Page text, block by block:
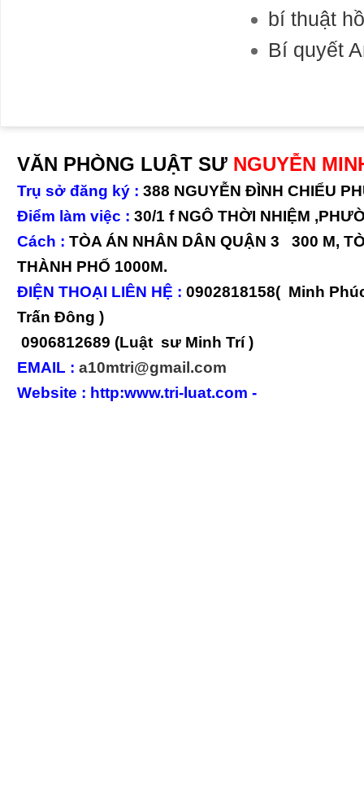
bí thuật
Bí quyết
VĂN PHÒNG LUẬT SƯ NGUYỄN
Trụ sở đăng ký : 388 NGUYỄN ĐÌNH CHIỂU
Điểm làm việc : 30/1 f NGÔ THỜI NHIỆM
Cách : TÒA ÁN NHÂN DÂN QUẬN 3 300 M,
THÀNH PHỐ 1000M.
ĐIỆN THOẠI LIÊN HỆ : 0902818158( Minh
Trấn Đông )
0906812689 (Luật sư Minh Trí )
EMAIL : a10mtri@gmail.com
Website : http:www.tri-luat.com -